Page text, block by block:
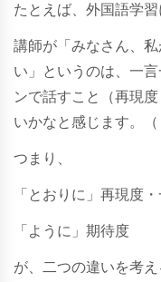
たとえば、外国語学習
講師が「みなさん、
い」というのは、一
ンで話すこと（再現
いかなと感じます。（
つまり、
「とおりに」再現度
「ように」期待度
が、二つの違いを考